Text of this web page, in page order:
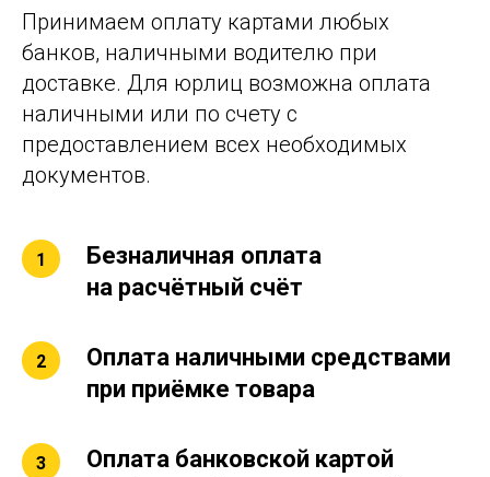
Принимаем оплату картами любых
банков, наличными водителю при
доставке. Для юрлиц возможна оплата
наличными или по счету с
предоставлением всех необходимых
документов.
Безналичная оплата
на расчётный счёт
Оплата наличными средствами
при приёмке товара
Оплата банковской картой